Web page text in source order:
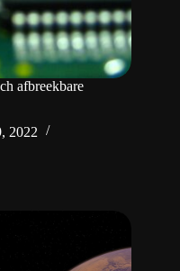
afbreekbare
2022